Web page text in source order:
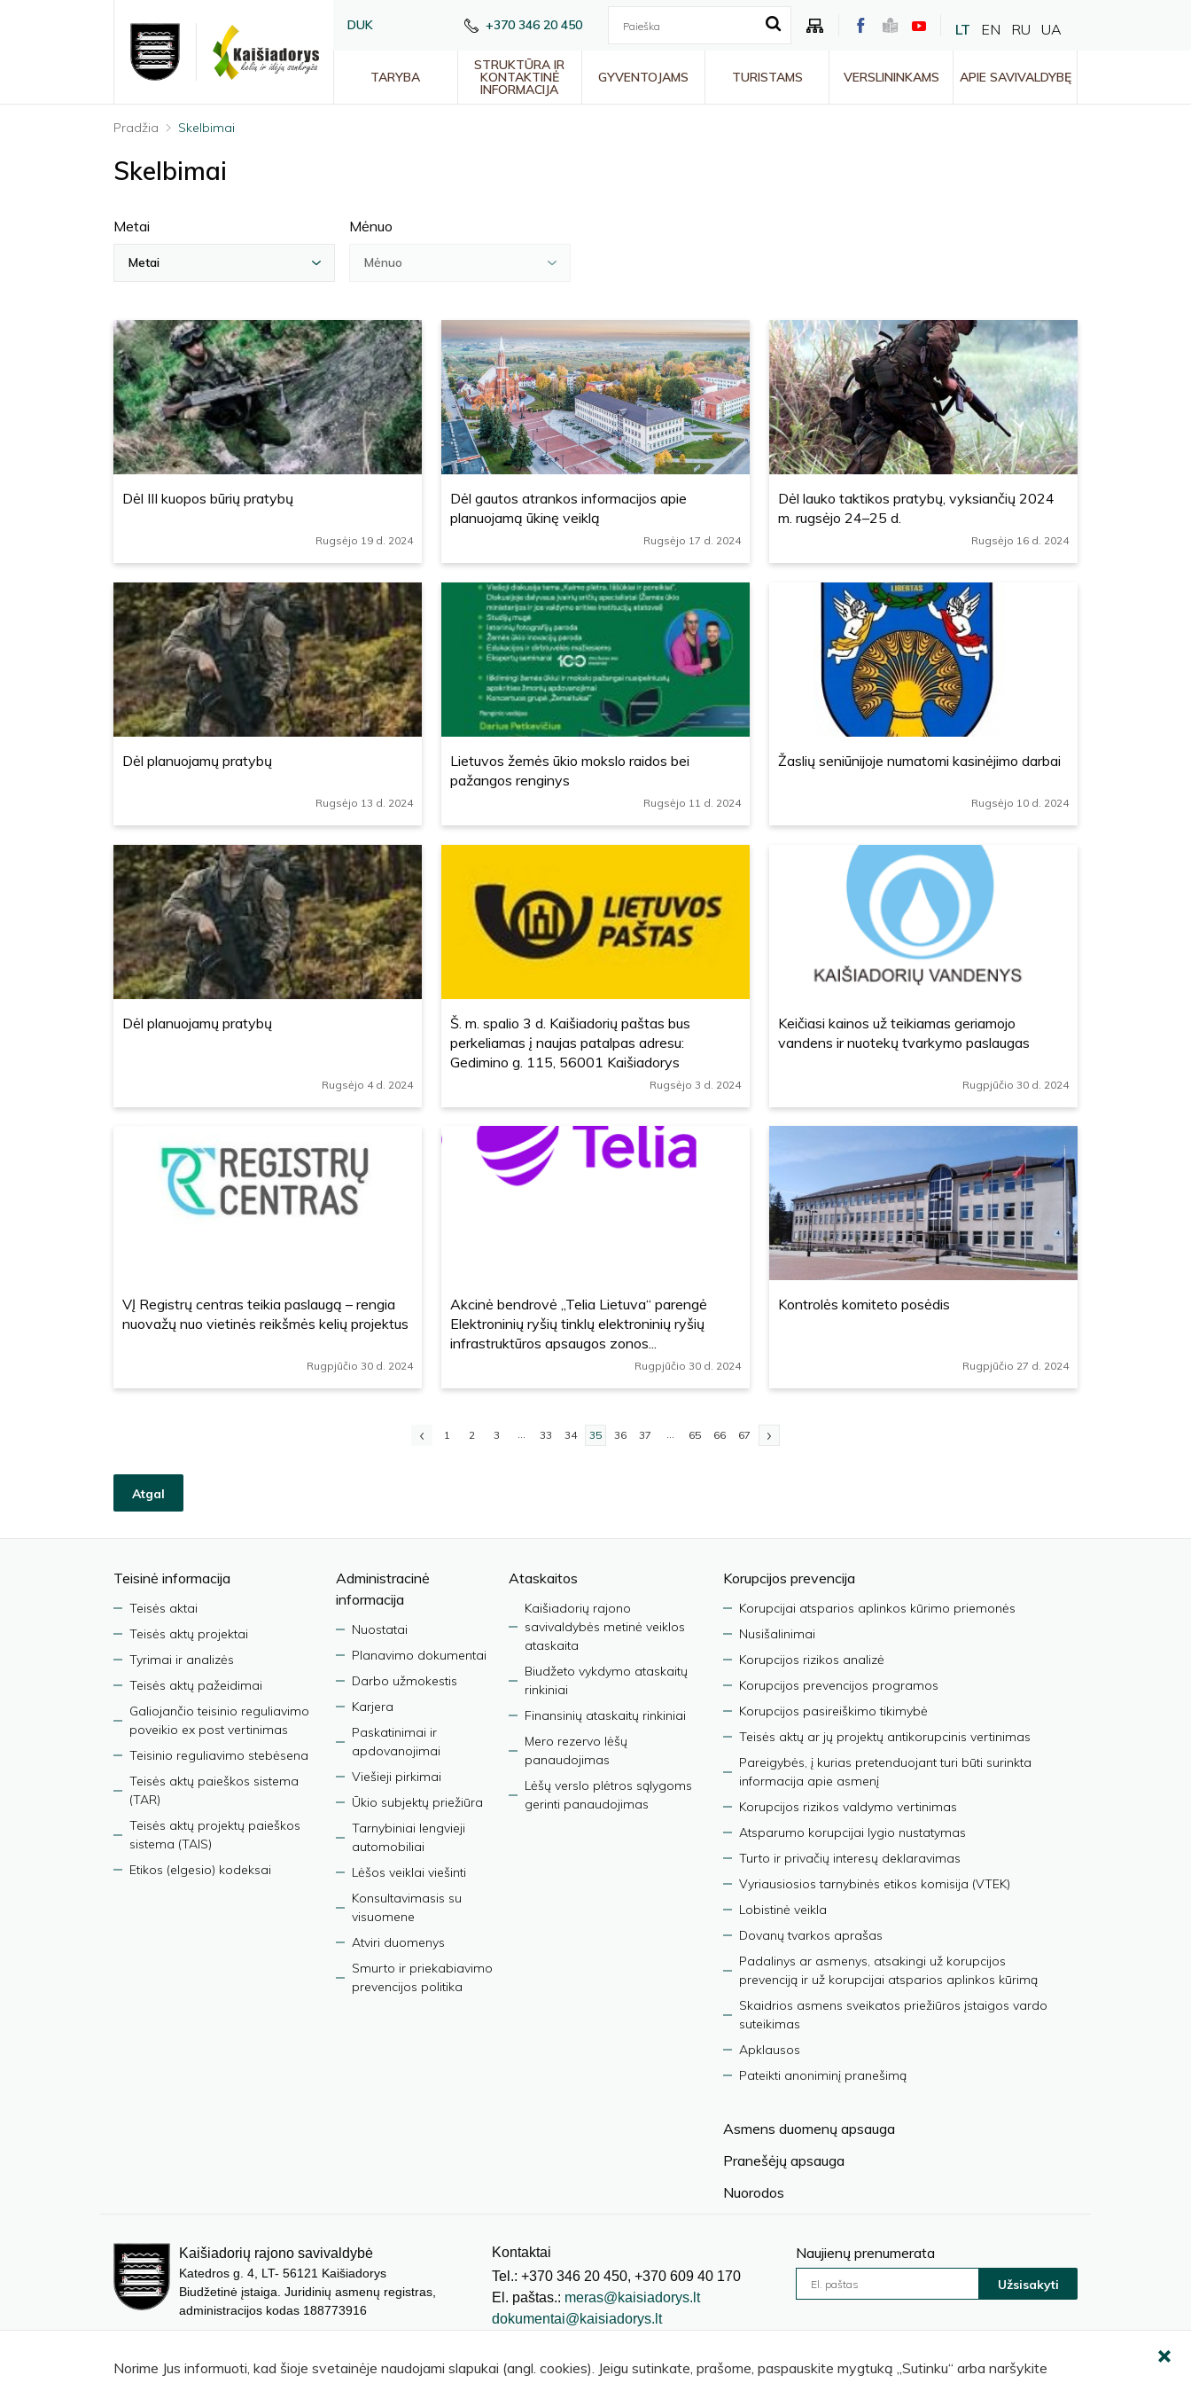
DUK +370 346 20 450 LT EN RU UA
TARYBA
STRUKTŪRA IR
KONTAKTINĖ
INFORMACIJA
GYVENTOJAMS TURISTAMS VERSLININKAMS APIE SAVIVALDYBĘ
Pradžia Skelbimai
Skelbimai
Metai
Metai
Mėnuo
Mėnuo
Dėl III kuopos būrių pratybų
Rugsėjo 19 d. 2024
Dėl gautos atrankos informacijos apie
planuojamą ūkinę veiklą
Rugsėjo 17 d. 2024
Dėl lauko taktikos pratybų, vyksiančių 2024
m. rugsėjo 24–25 d.
Rugsėjo 16 d. 2024
Dėl planuojamų pratybų
Rugsėjo 13 d. 2024
Lietuvos žemės ūkio mokslo raidos bei
pažangos renginys
Rugsėjo 11 d. 2024
Žaslių seniūnijoje numatomi kasinėjimo darbai
Rugsėjo 10 d. 2024
Dėl planuojamų pratybų
Rugsėjo 4 d. 2024
Š. m. spalio 3 d. Kaišiadorių paštas bus
perkeliamas į naujas patalpas adresu:
Gedimino g. 115, 56001 Kaišiadorys
Rugsėjo 3 d. 2024
Keičiasi kainos už teikiamas geriamojo
vandens ir nuotekų tvarkymo paslaugas
Rugpjūčio 30 d. 2024
VĮ Registrų centras teikia paslaugą – rengia
nuovažų nuo vietinės reikšmės kelių projektus
Rugpjūčio 30 d. 2024
Akcinė bendrovė „Telia Lietuva“ parengė
Elektroninių ryšių tinklų elektroninių ryšių
infrastruktūros apsaugos zonos...
Rugpjūčio 30 d. 2024
Kontrolės komiteto posėdis
Rugpjūčio 27 d. 2024
1 2 3 ... 33 34 35 36 37 ... 65 66 67
Atgal
Teisinė informacija
Teisės aktai
Teisės aktų projektai
Tyrimai ir analizės
Teisės aktų pažeidimai
Galiojančio teisinio reguliavimo
poveikio ex post vertinimas
Teisinio reguliavimo stebėsena
Teisės aktų paieškos sistema
(TAR)
Teisės aktų projektų paieškos
sistema (TAIS)
Etikos (elgesio) kodeksai
Administracinė
informacija
Nuostatai
Planavimo dokumentai
Darbo užmokestis
Karjera
Paskatinimai ir
apdovanojimai
Viešieji pirkimai
Ūkio subjektų priežiūra
Tarnybiniai lengvieji
automobiliai
Lėšos veiklai viešinti
Konsultavimasis su
visuomene
Atviri duomenys
Smurto ir priekabiavimo
prevencijos politika
Ataskaitos
Kaišiadorių rajono
savivaldybės metinė veiklos
ataskaita
Biudžeto vykdymo ataskaitų
rinkiniai
Finansinių ataskaitų rinkiniai
Mero rezervo lėšų
panaudojimas
Lėšų verslo plėtros sąlygoms
gerinti panaudojimas
Korupcijos prevencija
Korupcijai atsparios aplinkos kūrimo priemonės
Nusišalinimai
Korupcijos rizikos analizė
Korupcijos prevencijos programos
Korupcijos pasireiškimo tikimybė
Teisės aktų ar jų projektų antikorupcinis vertinimas
Pareigybės, į kurias pretenduojant turi būti surinkta
informacija apie asmenį
Korupcijos rizikos valdymo vertinimas
Atsparumo korupcijai lygio nustatymas
Turto ir privačių interesų deklaravimas
Vyriausiosios tarnybinės etikos komisija (VTEK)
Lobistinė veikla
Dovanų tvarkos aprašas
Padalinys ar asmenys, atsakingi už korupcijos
prevenciją ir už korupcijai atsparios aplinkos kūrimą
Skaidrios asmens sveikatos priežiūros įstaigos vardo
suteikimas
Apklausos
Pateikti anoniminį pranešimą
Asmens duomenų apsauga
Pranešėjų apsauga
Nuorodos
Kaišiadorių rajono savivaldybė
Katedros g. 4, LT- 56121 Kaišiadorys
Biudžetinė įstaiga. Juridinių asmenų registras,
administracijos kodas 188773916
Kontaktai
Tel.: +370 346 20 450, +370 609 40 170
El. paštas.: meras@kaisiadorys.lt
dokumentai@kaisiadorys.lt
Naujienų prenumerata
Užsisakyti
Norime Jus informuoti, kad šioje svetainėje naudojami slapukai (angl. cookies). Jeigu sutinkate, prašome, paspauskite mygtuką „Sutinku“ arba naršykite